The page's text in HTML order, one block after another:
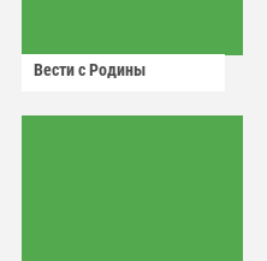
Вести с Родины